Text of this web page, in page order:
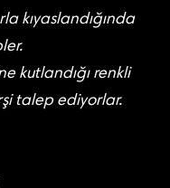
kıyaslandığında
kutlandığı renkli
talep ediyorlar.